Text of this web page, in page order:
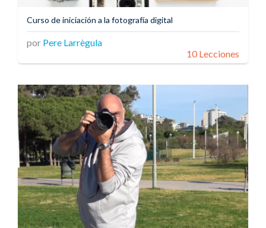
Curso de iniciación a la fotografía digital
por Pere Larrègula
10 Lecciones